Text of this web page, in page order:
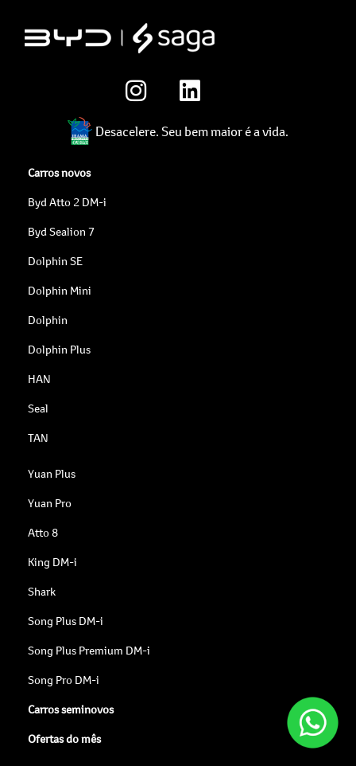
Desacelere. Seu bem maior é a vida.
Carros novos
Byd Atto 2 DM-i
Byd Sealion 7
Dolphin SE
Dolphin Mini
Dolphin
Dolphin Plus
HAN
Seal
TAN
Yuan Plus
Yuan Pro
Atto 8
King DM-i
Shark
Song Plus DM-i
Song Plus Premium DM-i
Song Pro DM-i
Carros seminovos
Ofertas do mês